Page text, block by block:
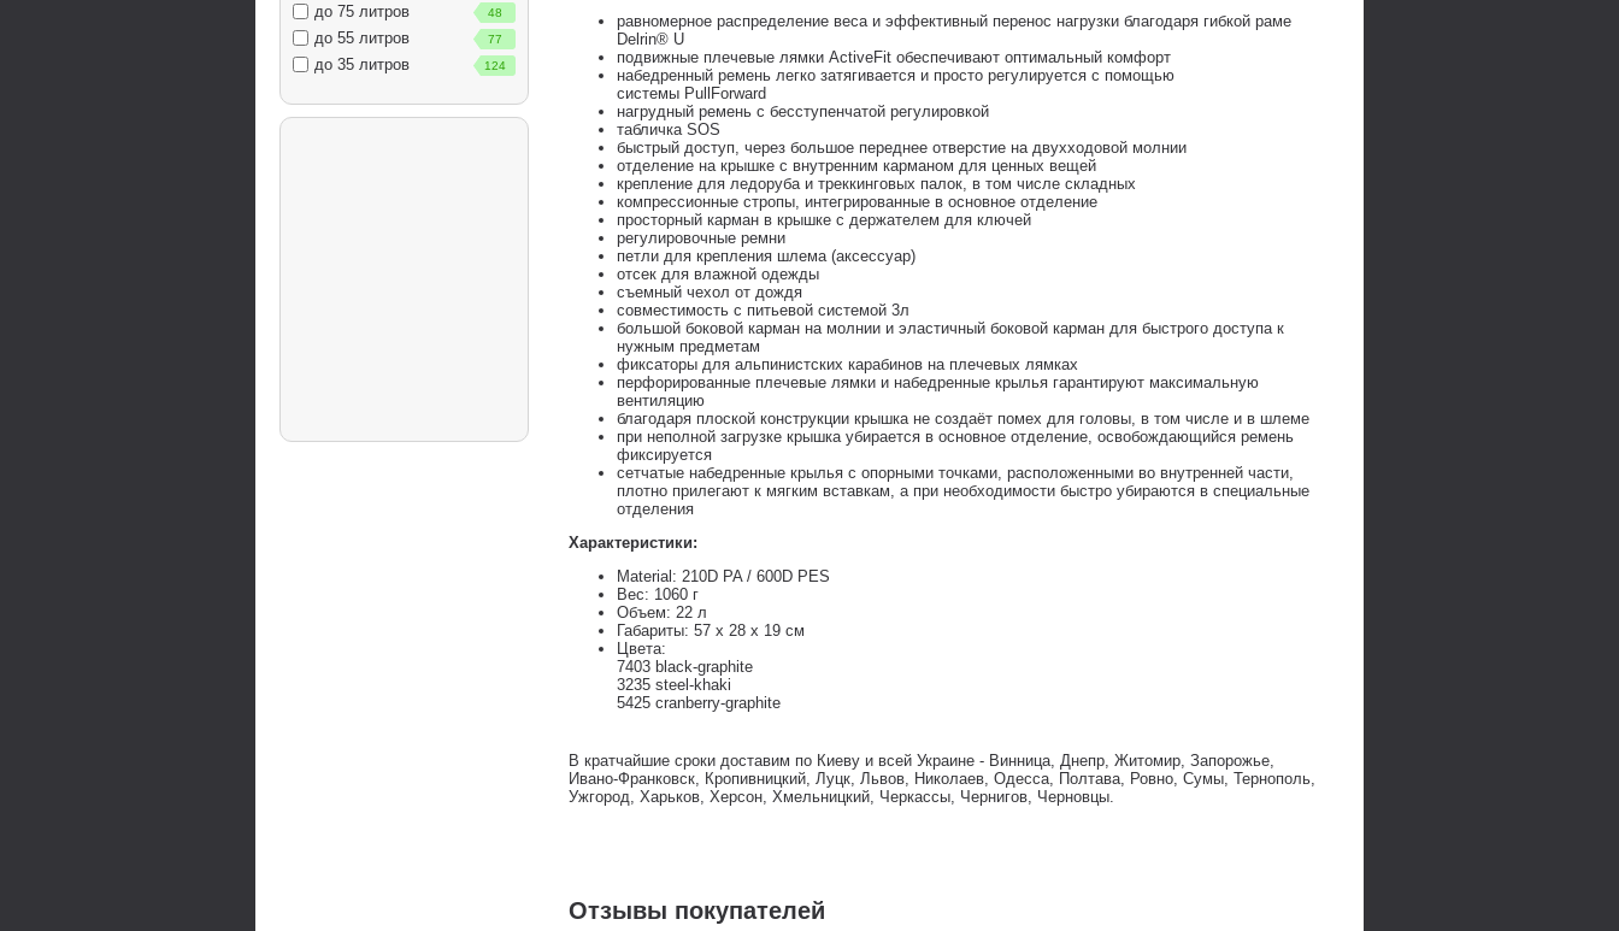
до 75 литров 48
до 55 литров 77
до 35 литров 124
равномерное распределение веса и эффективный перенос нагрузки благодаря гибкой раме
Delrin® U
подвижные плечевые лямки ActiveFit обеспечивают оптимальный комфорт
набедренный ремень легко затягивается и просто регулируется с помощью
системы PullForward
нагрудный ремень с бесступенчатой регулировкой
табличка SOS
быстрый доступ, через большое переднее отверстие на двухходовой молнии
отделение на крышке с внутренним карманом для ценных вещей
крепление для ледоруба и треккинговых палок, в том числе складных
компрессионные стропы, интегрированные в основное отделение
просторный карман в крышке с держателем для ключей
регулировочные ремни
петли для крепления шлема (аксессуар)
отсек для влажной одежды
съемный чехол от дождя
совместимость с питьевой системой 3л
большой боковой карман на молнии и эластичный боковой карман для быстрого доступа к
нужным предметам
фиксаторы для альпинистских карабинов на плечевых лямках
перфорированные плечевые лямки и набедренные крылья гарантируют максимальную
вентиляцию
благодаря плоской конструкции крышка не создаёт помех для головы, в том числе и в шлеме
при неполной загрузке крышка убирается в основное отделение, освобождающийся ремень
фиксируется
сетчатые набедренные крылья с опорными точками, расположенными во внутренней части,
плотно прилегают к мягким вставкам, а при необходимости быстро убираются в специальные
отделения
Характеристики:
Material: 210D PA / 600D PES
Вес: 1060 г
Объем: 22 л
Габариты: 57 x 28 x 19 см
Цвета:
7403 black-graphite
3235 steel-khaki
5425 cranberry-graphite
В кратчайшие сроки доставим по Киеву и всей Украине - Винница, Днепр, Житомир, Запорожье,
Ивано-Франковск, Кропивницкий, Луцк, Львов, Николаев, Одесса, Полтава, Ровно, Сумы, Тернополь,
Ужгород, Харьков, Херсон, Хмельницкий, Черкассы, Чернигов, Черновцы.
Отзывы покупателей